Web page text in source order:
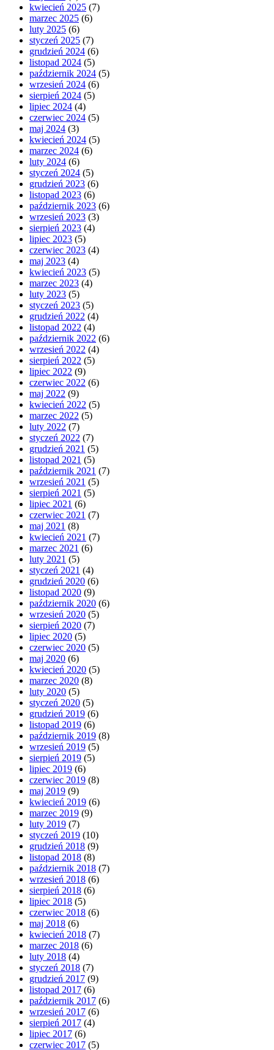
kwiecień 2025 (7)
marzec 2025 (6)
luty 2025 (6)
styczeń 2025 (7)
grudzień 2024 (6)
listopad 2024 (5)
październik 2024 (5)
wrzesień 2024 (6)
sierpień 2024 (5)
lipiec 2024 (4)
czerwiec 2024 (5)
maj 2024 (3)
kwiecień 2024 (5)
marzec 2024 (6)
luty 2024 (6)
styczeń 2024 (5)
grudzień 2023 (6)
listopad 2023 (6)
październik 2023 (6)
wrzesień 2023 (3)
sierpień 2023 (4)
lipiec 2023 (5)
czerwiec 2023 (4)
maj 2023 (4)
kwiecień 2023 (5)
marzec 2023 (4)
luty 2023 (5)
styczeń 2023 (5)
grudzień 2022 (4)
listopad 2022 (4)
październik 2022 (6)
wrzesień 2022 (4)
sierpień 2022 (5)
lipiec 2022 (9)
czerwiec 2022 (6)
maj 2022 (9)
kwiecień 2022 (5)
marzec 2022 (5)
luty 2022 (7)
styczeń 2022 (7)
grudzień 2021 (5)
listopad 2021 (5)
październik 2021 (7)
wrzesień 2021 (5)
sierpień 2021 (5)
lipiec 2021 (6)
czerwiec 2021 (7)
maj 2021 (8)
kwiecień 2021 (7)
marzec 2021 (6)
luty 2021 (5)
styczeń 2021 (4)
grudzień 2020 (6)
listopad 2020 (9)
październik 2020 (6)
wrzesień 2020 (5)
sierpień 2020 (7)
lipiec 2020 (5)
czerwiec 2020 (5)
maj 2020 (6)
kwiecień 2020 (5)
marzec 2020 (8)
luty 2020 (5)
styczeń 2020 (5)
grudzień 2019 (6)
listopad 2019 (6)
październik 2019 (8)
wrzesień 2019 (5)
sierpień 2019 (5)
lipiec 2019 (6)
czerwiec 2019 (8)
maj 2019 (9)
kwiecień 2019 (6)
marzec 2019 (9)
luty 2019 (7)
styczeń 2019 (10)
grudzień 2018 (9)
listopad 2018 (8)
październik 2018 (7)
wrzesień 2018 (6)
sierpień 2018 (6)
lipiec 2018 (5)
czerwiec 2018 (6)
maj 2018 (6)
kwiecień 2018 (7)
marzec 2018 (6)
luty 2018 (4)
styczeń 2018 (7)
grudzień 2017 (9)
listopad 2017 (6)
październik 2017 (6)
wrzesień 2017 (6)
sierpień 2017 (4)
lipiec 2017 (6)
czerwiec 2017 (5)